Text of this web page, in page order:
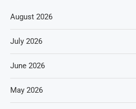
August 2026
July 2026
June 2026
May 2026